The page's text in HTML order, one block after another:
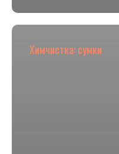
Химчистка: сумки